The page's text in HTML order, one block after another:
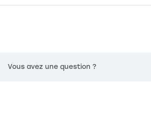
Vous avez une question ?